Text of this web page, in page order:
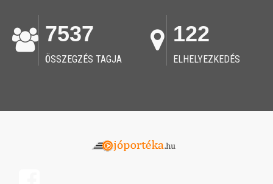
7537
ÖSSZEGZÉS TAGJA
122
ELHELYEZKEDÉS